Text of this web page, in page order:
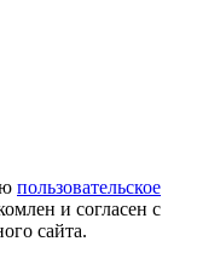
пользовательское
и согласен с
сайта.